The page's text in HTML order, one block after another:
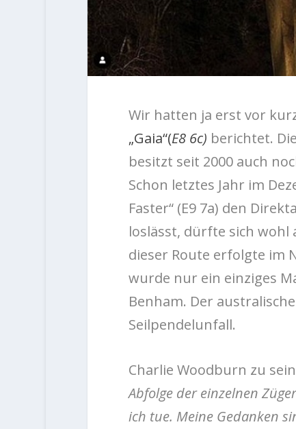
Wir hatten ja erst vor
„Gaia“(E8 6c) berichtet.
besitzt seit 2000 auch
Schon letztes Jahr im
Faster“ (E9 7a) den
loslässt, dürfte sich wohl
dieser Route erfolgte im
wurde nur ein einziges
Benham. Der
Seilpendelunfall.
Charlie Woodburn zu
Abfolge der einzelnen
ich tue. Meine Gedanken